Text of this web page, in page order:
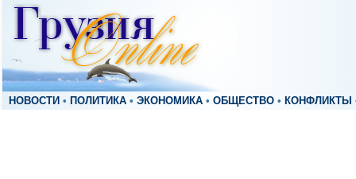
НОВОСТИ • ПОЛИТИКА • ЭКОНОМИКА • ОБЩЕСТВО • КОНФЛИКТЫ